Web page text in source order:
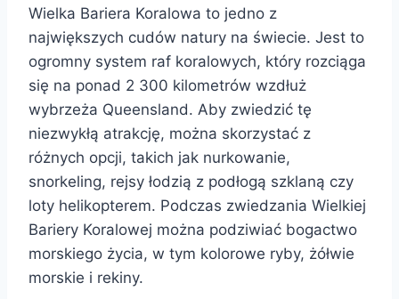
Wielka Bariera Koralowa to jedno z
największych cudów natury na świecie. Jest to
ogromny system raf koralowych, który rozciąga
się na ponad 2 300 kilometrów wzdłuż
wybrzeża Queensland. Aby zwiedzić tę
niezwykłą atrakcję, można skorzystać z
różnych opcji, takich jak nurkowanie,
snorkeling, rejsy łodzią z podłogą szklaną czy
loty helikopterem. Podczas zwiedzania Wielkiej
Bariery Koralowej można podziwiać bogactwo
morskiego życia, w tym kolorowe ryby, żółwie
morskie i rekiny.